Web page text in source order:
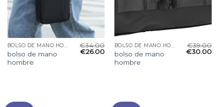
BOLSO DE MANO HOMBRE
bolso de mano
hombre
€34.00
€26.00
BOLSO DE MANO HOMBRE
bolso de mano
hombre
€39.00
€30.00